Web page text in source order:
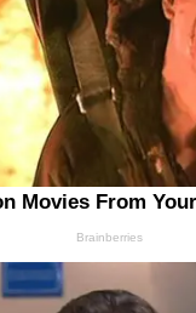
Movies From
Brainberries